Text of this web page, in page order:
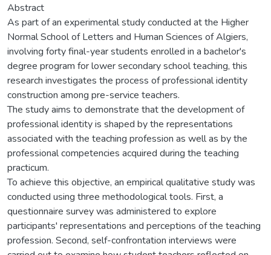
Abstract
As part of an experimental study conducted at the Higher
Normal School of Letters and Human Sciences of Algiers,
involving forty final-year students enrolled in a bachelor's
degree program for lower secondary school teaching, this
research investigates the process of professional identity
construction among pre-service teachers.
The study aims to demonstrate that the development of
professional identity is shaped by the representations
associated with the teaching profession as well as by the
professional competencies acquired during the teaching
practicum.
To achieve this objective, an empirical qualitative study was
conducted using three methodological tools. First, a
questionnaire survey was administered to explore
participants' representations and perceptions of the teaching
profession. Second, self-confrontation interviews were